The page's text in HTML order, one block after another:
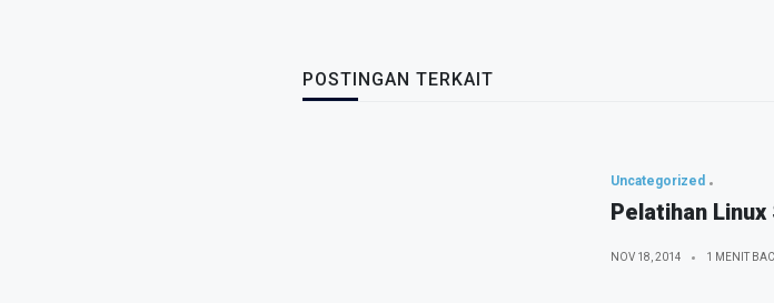
POSTINGAN TERKAIT
Uncategorized
Pelatihan
NOV 18, 2014 1 MENIT